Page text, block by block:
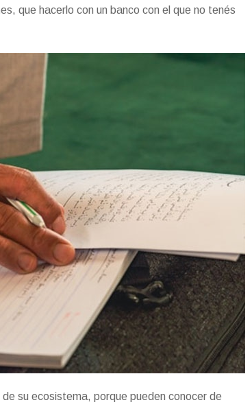
que hacerlo con un banco con el que no tenés
su ecosistema, porque pueden conocer de